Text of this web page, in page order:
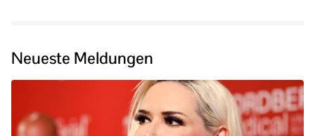
Neueste Meldungen